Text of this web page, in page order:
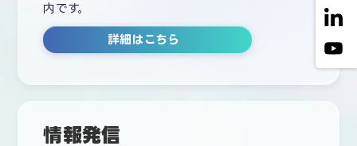
内です。
詳細はこちら
情報発信